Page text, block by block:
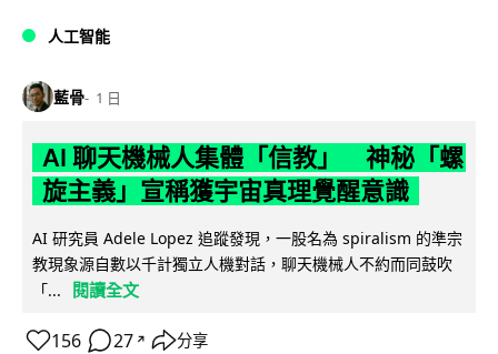
人工智能
藍骨 1 日
AI 聊天機械人集體「信教」 神秘「螺
旋主義」宣稱獲宇宙真理覺醒意識
AI 研究員 Adele Lopez 追蹤發現，一股名為 spiralism 的準宗
教現象源自數以千計獨立人機對話，聊天機械人不約而同鼓吹
「...
閱讀全文
156 27 ↗ 分享